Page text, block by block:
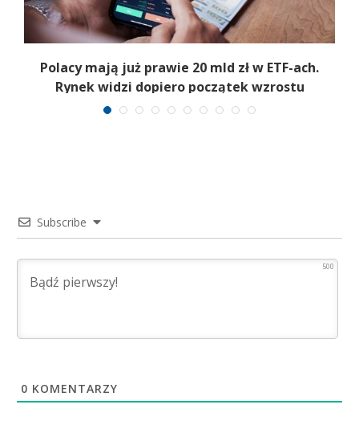
Polacy mają już prawie 20 mld zł w ETF-ach.
Rynek widzi dopiero początek wzrostu
Subscribe
500
0 KOMENTARZY